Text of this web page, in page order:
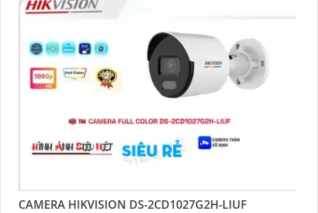
CAMERA HIKVISION DS-2CD1027G2H-LIUF